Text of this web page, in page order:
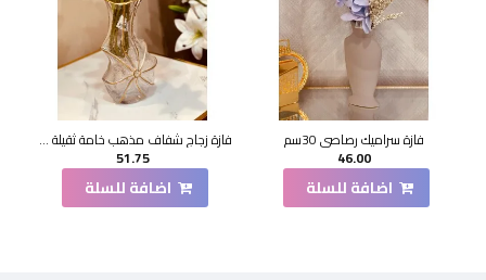
فازة سراميك رصاصي 30سم
46.00
اضافة للسلة
فازة زجاج شفاف مذهب خامة ثقيلة 21 سم
51.75
اضافة للسلة